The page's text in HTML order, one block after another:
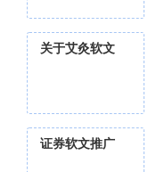
关于艾灸软文
证券软文推广